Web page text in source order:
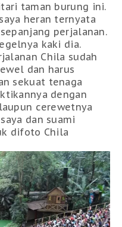
taman burung ini.
heran ternyata
perjalanan.
kaki dia.
Chila sudah
dan harus
sekuat tenaga
dengan
cerewetnya
dan suami
difoto Chila